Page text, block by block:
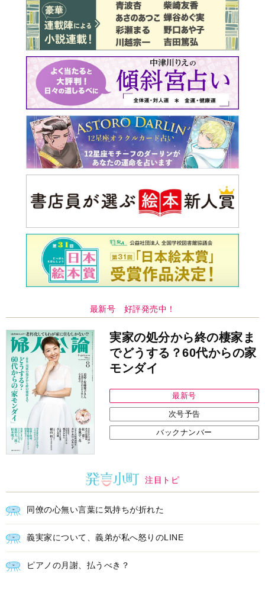
最新号 好評発売中！
実家の処分から終の棲家ま
でどうする？60代からの家
モンダイ
最新号
次号予告
バックナンバー
注目トピ
同僚の心無い言葉に気持ちが折れた
義実家について、義弟が私へ怒りのLINE
ピアノの月謝、払うべき？